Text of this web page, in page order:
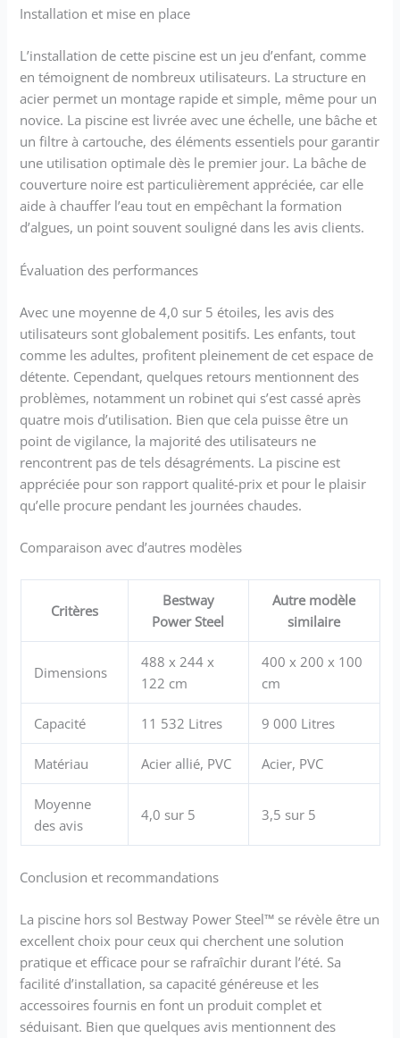
Installation et mise en place
L’installation de cette piscine est un jeu d’enfant, comme
en témoignent de nombreux utilisateurs. La structure en
acier permet un montage rapide et simple, même pour un
novice. La piscine est livrée avec une échelle, une bâche et
un filtre à cartouche, des éléments essentiels pour garantir
une utilisation optimale dès le premier jour. La bâche de
couverture noire est particulièrement appréciée, car elle
aide à chauffer l’eau tout en empêchant la formation
d’algues, un point souvent souligné dans les avis clients.
Évaluation des performances
Avec une moyenne de 4,0 sur 5 étoiles, les avis des
utilisateurs sont globalement positifs. Les enfants, tout
comme les adultes, profitent pleinement de cet espace de
détente. Cependant, quelques retours mentionnent des
problèmes, notamment un robinet qui s’est cassé après
quatre mois d’utilisation. Bien que cela puisse être un
point de vigilance, la majorité des utilisateurs ne
rencontrent pas de tels désagréments. La piscine est
appréciée pour son rapport qualité-prix et pour le plaisir
qu’elle procure pendant les journées chaudes.
Comparaison avec d’autres modèles
Critères
Bestway
Power Steel
Autre modèle
similaire
Dimensions
488 x 244 x
122 cm
400 x 200 x 100
cm
Capacité 11 532 Litres 9 000 Litres
Matériau Acier allié, PVC Acier, PVC
Moyenne
des avis
4,0 sur 5 3,5 sur 5
Conclusion et recommandations
La piscine hors sol Bestway Power Steel™ se révèle être un
excellent choix pour ceux qui cherchent une solution
pratique et efficace pour se rafraîchir durant l’été. Sa
facilité d’installation, sa capacité généreuse et les
accessoires fournis en font un produit complet et
séduisant. Bien que quelques avis mentionnent des